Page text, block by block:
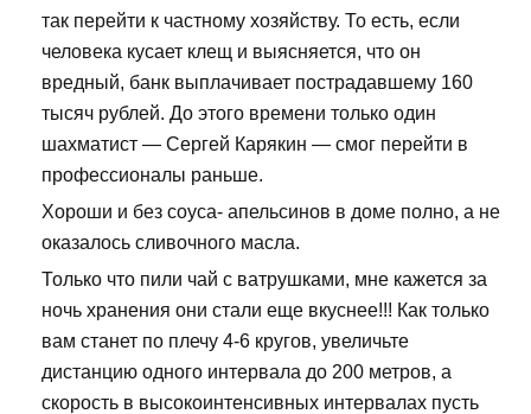
так перейти к частному хозяйству. То есть, если
человека кусает клещ и выясняется, что он
вредный, банк выплачивает пострадавшему 160
тысяч рублей. До этого времени только один
шахматист — Сергей Карякин — смог перейти в
профессионалы раньше.
Хороши и без соуса- апельсинов в доме полно, а не
оказалось сливочного масла.
Только что пили чай с ватрушками, мне кажется за
ночь хранения они стали еще вкуснее!!! Как только
вам станет по плечу 4-6 кругов, увеличьте
дистанцию одного интервала до 200 метров, а
скорость в высокоинтенсивных интервалах пусть